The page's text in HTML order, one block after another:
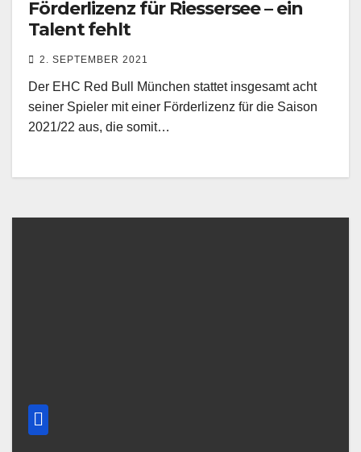
Förderlizenz für Riessersee – ein
Talent fehlt
2. SEPTEMBER 2021
Der EHC Red Bull München stattet insgesamt acht
seiner Spieler mit einer Förderlizenz für die Saison
2021/22 aus, die somit…